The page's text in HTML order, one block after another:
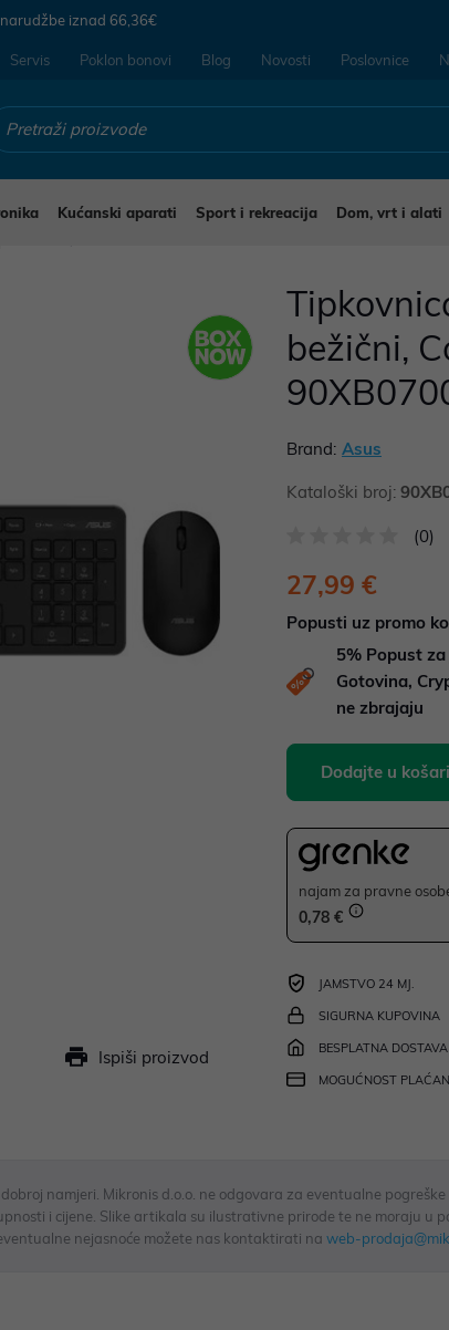
iznad 66,36€
Servis Poklon bonovi Blog Novosti Poslovnice
Kućanski aparati Sport i rekreacija Dom, vrt i alati
Ispiši proizvod
bežični,
Brand: Asus
Kataloški broj:
(0)
27,99 €
Popusti uz promo
5% Popust
Gotovina,
ne zbrajaju
Dodajte u
najam za pravne
0,78 €
JAMSTVO 24 MJ.
SIGURNA KUPOVINA
BESPLATNA
MOGUĆNOST
namjeri. Mikronis d.o.o. ne odgovara za eventualne
i cijene. Slike artikala su ilustrativne prirode te ne moraju u
nejasnoće možete nas kontaktirati na web-